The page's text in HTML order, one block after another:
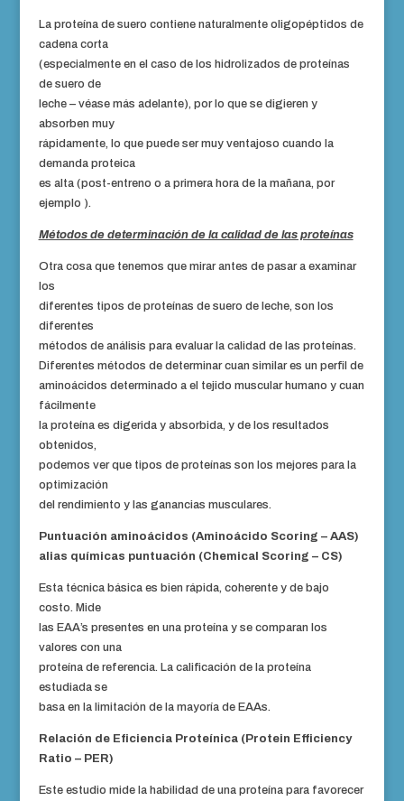
La proteína de suero contiene naturalmente oligopéptidos de
cadena corta
(especialmente en el caso de los hidrolizados de proteínas
de suero de
leche – véase más adelante), por lo que se digieren y
absorben muy
rápidamente, lo que puede ser muy ventajoso cuando la
demanda proteica
es alta (post-entreno o a primera hora de la mañana, por
ejemplo ).
Métodos de determinación de la calidad de las proteínas
Otra cosa que tenemos que mirar antes de pasar a examinar
los
diferentes tipos de proteínas de suero de leche, son los
diferentes
métodos de análisis para evaluar la calidad de las proteínas.
Diferentes métodos de determinar cuan similar es un perfil de
aminoácidos determinado a el tejido muscular humano y cuan
fácilmente
la proteína es digerida y absorbida, y de los resultados
obtenidos,
podemos ver que tipos de proteínas son los mejores para la
optimización
del rendimiento y las ganancias musculares.
Puntuación aminoácidos (Aminoácido Scoring – AAS)
alias químicas puntuación (Chemical Scoring – CS)
Esta técnica básica es bien rápida, coherente y de bajo
costo. Mide
las EAA’s presentes en una proteína y se comparan los
valores con una
proteína de referencia. La calificación de la proteína
estudiada se
basa en la limitación de la mayoría de EAAs.
Relación de Eficiencia Proteínica (Protein Efficiency
Ratio – PER)
Este estudio mide la habilidad de una proteína para favorecer